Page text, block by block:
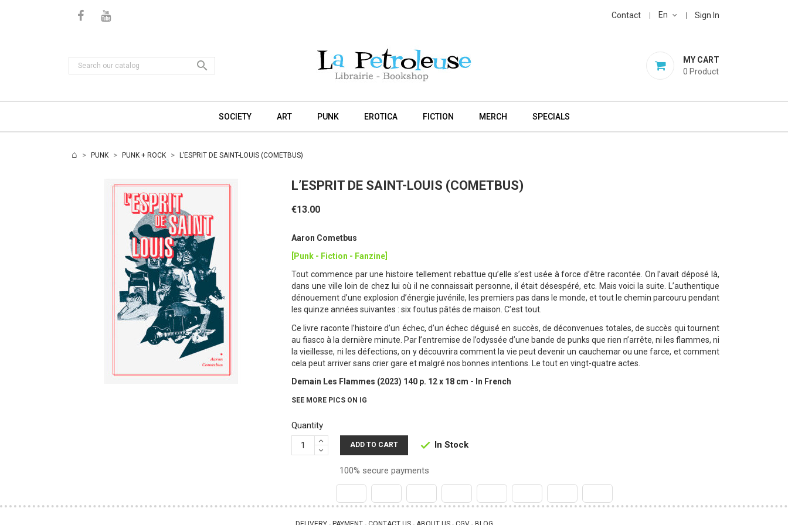
Contact En Sign In
MY CART
0 Product

SOCIETY ART PUNK EROTICA FICTION MERCH SPECIALS
PUNK PUNK + ROCK L’ESPRIT DE SAINT-LOUIS (COMETBUS)
L’ESPRIT DE SAINT-LOUIS (COMETBUS)
€13.00
Aaron Cometbus
[Punk - Fiction - Fanzine]
Tout commence par une histoire tellement rebattue qu’elle s’est usée à force d’être racontée. On l’avait déposé là,
dans une ville loin de chez lui où il ne connaissait personne, il était désespéré, etc. Mais voici la suite. L’authentique
dénouement d’une explosion d’énergie juvénile, les premiers pas dans le monde, et tout le chemin parcouru pendant
les quinze années suivantes : six foutus pâtés de maison. C’est tout.
Ce livre raconte l’histoire d’un échec, d’un échec déguisé en succès, de déconvenues totales, de succès qui tournent
au fiasco à la dernière minute. Par l’entremise de l’odyssée d’une bande de punks que rien n’arrête, ni les flammes, ni
la vieillesse, ni les défections, on y découvrira comment la vie peut devenir un cauchemar ou une farce, et comment
cela peut arriver sans crier gare et malgré nos bonnes intentions. Le tout en vingt-quatre actes.
Demain Les Flammes (2023) 140 p. 12 x 18 cm - In French
SEE MORE PICS ON IG
Quantity
ADD TO CART  In Stock
100% secure payments